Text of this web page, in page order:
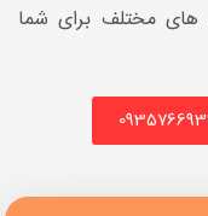
های مختلف برای شما